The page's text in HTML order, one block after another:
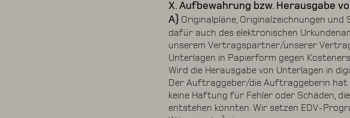
X. Aufbewahrung bzw. Herausgabe
A) Originalpläne, Originalzeichnungen
dafür auch des elektronischen
unserem Vertragspartner/unserer
Unterlagen in Papierform gegen
Wird die Herausgabe von Unterlagen in
Der Auftraggeber/die Auftraggeberin hat
keine Haftung für Fehler oder Schäden,
entstehen könnten. Wir setzen EDV-